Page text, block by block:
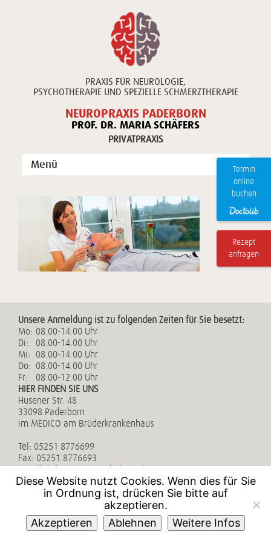
PRAXIS FÜR NEUROLOGIE,
PSYCHOTHERAPIE UND SPEZIELLE SCHMERZTHERAPIE
NEUROPRAXIS PADERBORN
PROF. DR. MARIA SCHÄFERS
PRIVATPRAXIS
Menü
Unsere Leistungen
Publikationen
Kontakt
Termin
online
buchen
Rezept
anfragen
Diese Website nutzt Cookies. Wenn dies für Sie
in Ordnung ist, drücken Sie bitte auf
akzeptieren.
Akzeptieren
Ablehnen Weitere Infos
Unsere Anmeldung ist zu folgenden Zeiten für Sie besetzt:
Mo: 08.00-14.00 Uhr
Di:
08.00-14.00 Uhr
Mi:
08.00-14.00 Uhr
Do:
08.00-14.00 Uhr
Fr:
08.00-12.00 Uhr
HIER FINDEN SIE UNS
Husener Str. 48
33098 Paderborn
im MEDICO am Brüderkrankenhaus
Tel: 05251 8776699
Fax: 05251 8776693
Impressum